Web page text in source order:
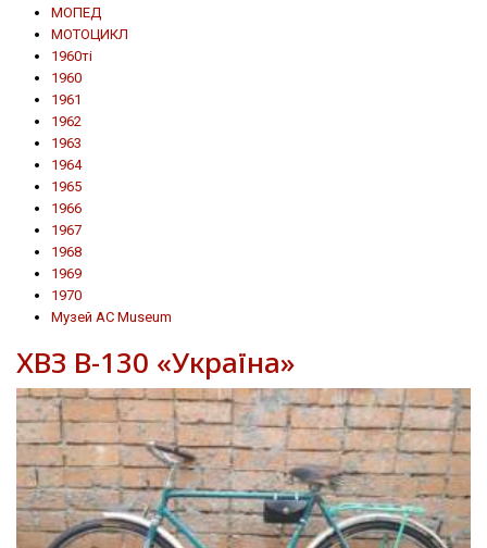
МОПЕД
МОТОЦИКЛ
1960ті
1960
1961
1962
1963
1964
1965
1966
1967
1968
1969
1970
Музей AC Museum
ХВЗ В-130 «Україна»